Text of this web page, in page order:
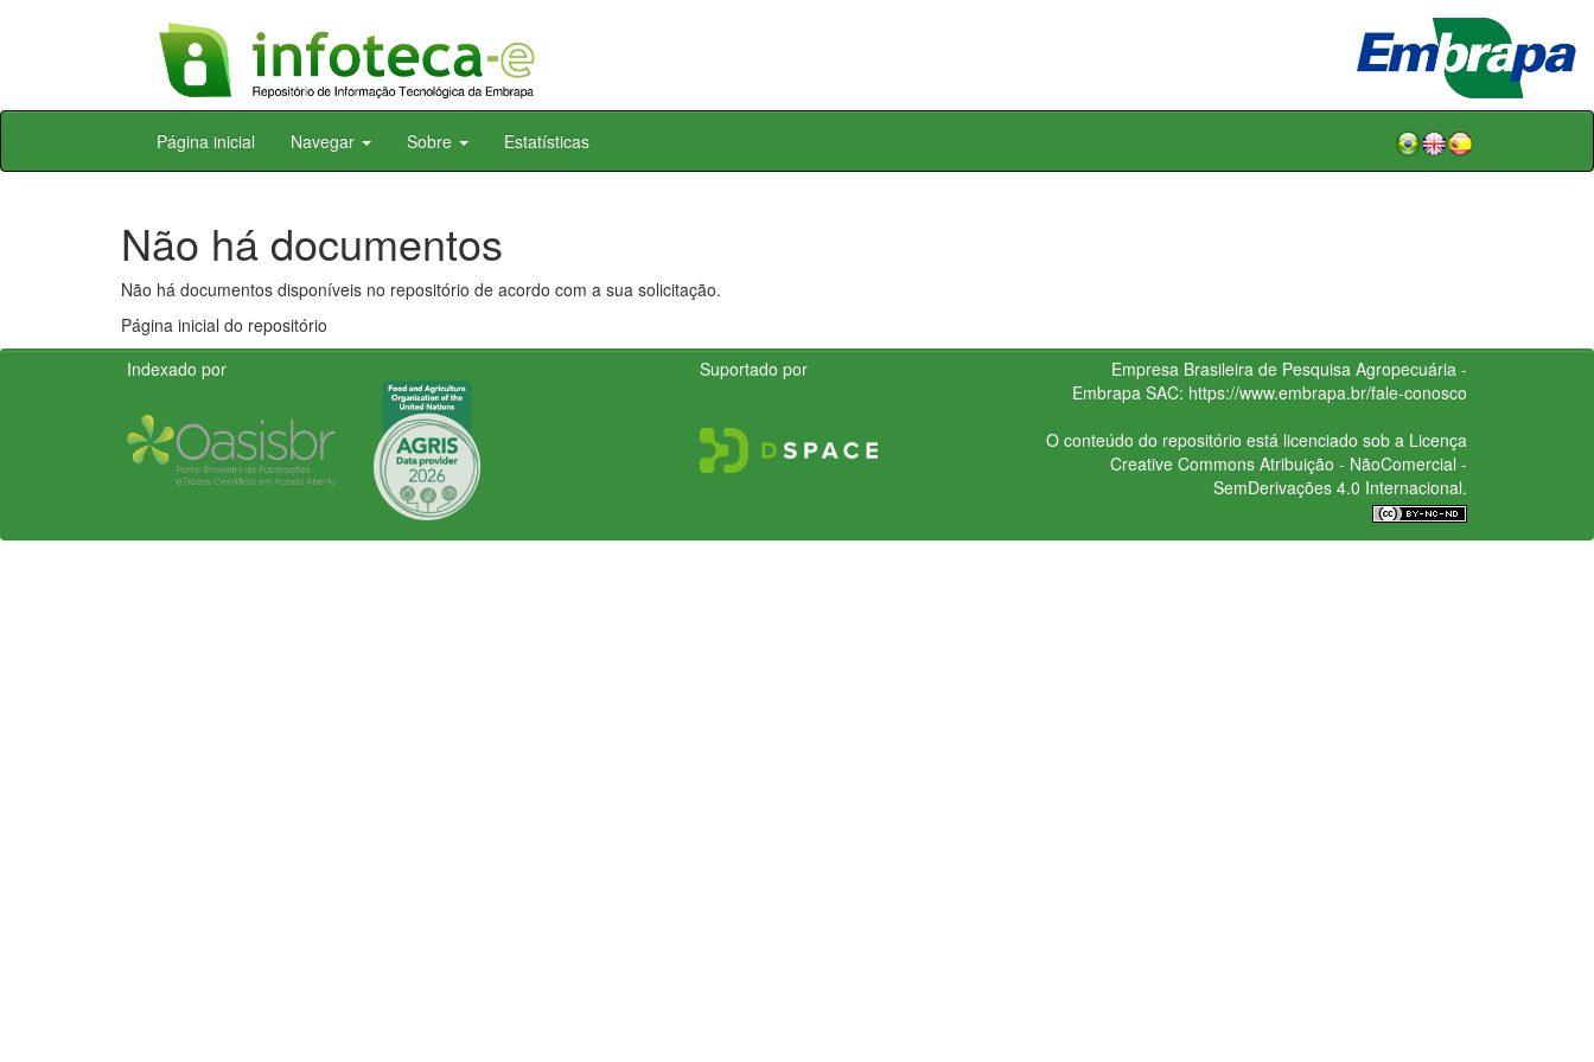
Skip
Página inicial Navegar Sobre Estatísticas
Não há documentos
Não há documentos disponíveis no repositório de acordo com a sua solicitação.
Página inicial do repositório
Indexado por
Suportado por
Empresa Brasileira de Pesquisa Agropecuária -
Embrapa SAC: https://www.embrapa.br/fale-conosco
O conteúdo do repositório está licenciado sob a Licença
Creative CommonsAtribuição - NãoComercial -
SemDerivações 4.0 Internacional.